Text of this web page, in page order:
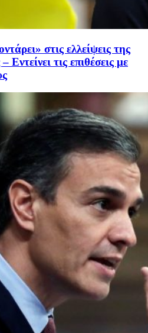
στις ελλείψεις της
τις επιθέσεις με